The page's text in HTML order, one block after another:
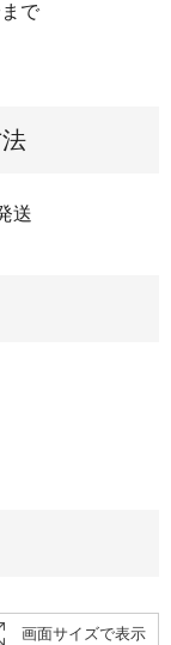
で
送
画面サイズで表示